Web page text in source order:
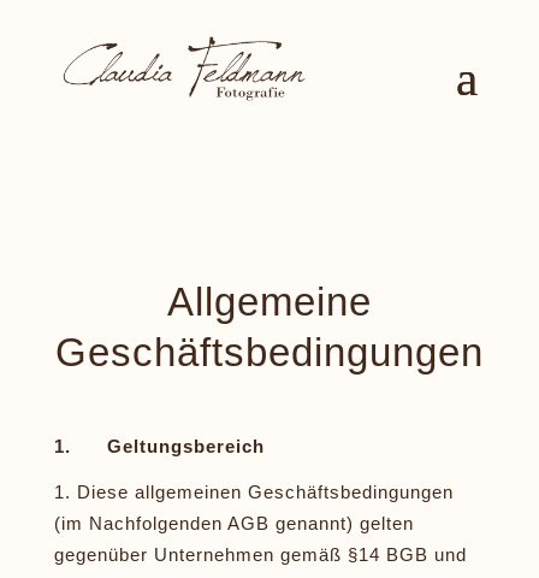
Allgemeine
Geschäftsbedingungen
1. Geltungsbereich
Diese allgemeinen Geschäftsbedingungen
(im Nachfolgenden AGB genannt) gelten
gegenüber Unternehmen gemäß §14 BGB und